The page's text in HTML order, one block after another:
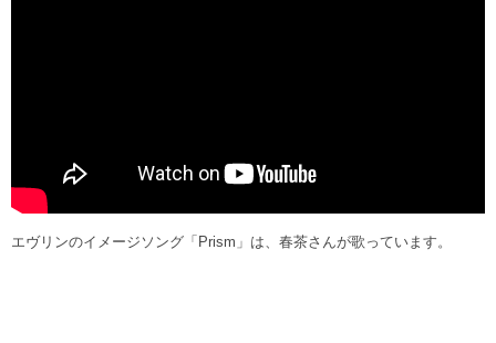
エヴリンのイメージソング「Prism」は、春茶さんが歌っています。